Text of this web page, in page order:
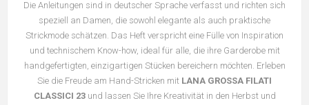
Die Anleitungen sind in deutscher Sprache verfasst und richten sich
speziell an Damen, die sowohl elegante als auch praktische
Strickmode schätzen. Das Heft verspricht eine Fülle von Inspiration
und technischem Know-how, ideal für alle, die ihre Garderobe mit
handgefertigten, einzigartigen Stücken bereichern möchten. Erleben
Sie die Freude am Hand-Stricken mit LANA GROSSA FILATI
CLASSICI 23und lassen Sie Ihre Kreativität in den Herbst und